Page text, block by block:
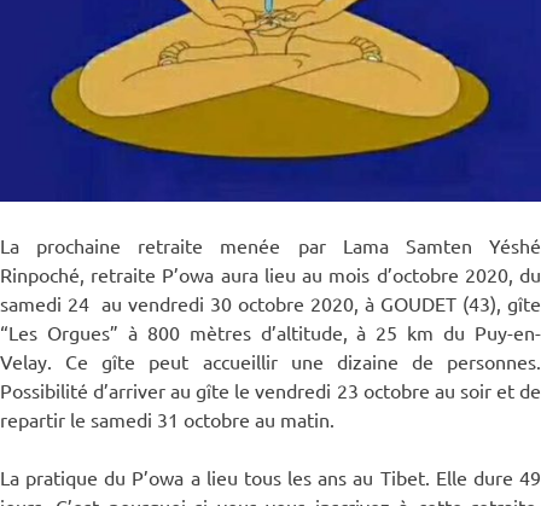
La prochaine retraite menée par Lama Samten Yéshé
Rinpoché, retraite P’owa aura lieu au mois d’octobre 2020, du
samedi 24 au vendredi 30 octobre 2020, à GOUDET (43), gîte
“Les Orgues” à 800 mètres d’altitude, à 25 km du Puy-en-
Velay. Ce gîte peut accueillir une dizaine de personnes.
Possibilité d’arriver au gîte le vendredi 23 octobre au soir et de
repartir le samedi 31 octobre au matin.
La pratique du P’owa a lieu tous les ans au Tibet. Elle dure 49